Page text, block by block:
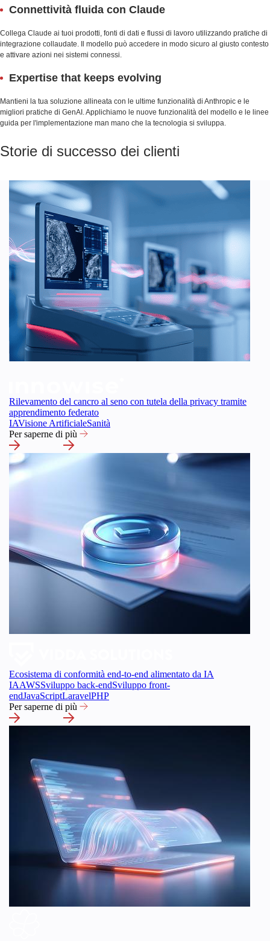
Connettività fluida con Claude
Collega Claude ai tuoi prodotti, fonti di dati e flussi di lavoro utilizzando pratiche di
integrazione collaudate. Il modello può accedere in modo sicuro al giusto contesto
e attivare azioni nei sistemi connessi.
Expertise that keeps evolving
Mantieni la tua soluzione allineata con le ultime funzionalità di Anthropic e le
migliori pratiche di GenAI. Applichiamo le nuove funzionalità del modello e le linee
guida per l'implementazione man mano che la tecnologia si sviluppa.
Storie di successo dei clienti
Rilevamento del cancro al seno con tutela della privacy tramite
apprendimento federato
IAVisione ArtificialeSanità
Per saperne di più
Ecosistema di conformità end-to-end alimentato da IA
IAAWSSviluppo back-endSviluppo front-
endJavaScriptLaravelPHP
Per saperne di più